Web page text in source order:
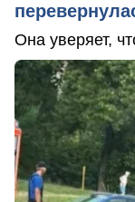
Она уверяет,